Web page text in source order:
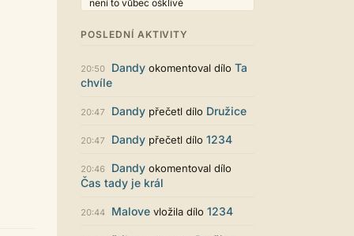
není to vůbec ošklivé
Jarda468
Už i počet přečtení jde vidět,
myslím také už v pořádku,
perfektní práce :)
Singularis
30.07. 06:19
Líbí se mi tmavá varianta nového
vzhledu. Na některých místech
jsou sice mezi prvky příliš velké
mezery, ale když mě to bude štvát,
určitě to půjde upravit místním
stylem... Celkově je styl dobře
POSLEDNÍ AKTIVITY
20:50 Dandy okomentoval dílo Ta
chvíle
20:47 Dandy přečetl dílo Družice
20:47 Dandy přečetl dílo 1234
20:46 Dandy okomentoval dílo
Čas tady je král
20:44 Malove vložila dílo 1234